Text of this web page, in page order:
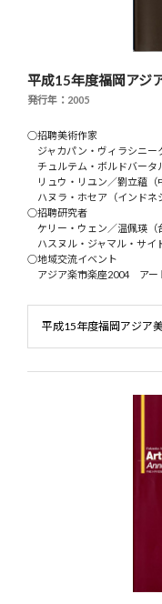
平成15年度福岡アジ
発行年：2005
○招聘美術作家
ジャカパン・ヴィラシニー
チュルテム・ボルドバータ
リュウ・リユン／劉立蘊（
ハヌラ・ホセア（インドネ
○招聘研究者
ケリー・ウェン／温佩瑛（
ハスヌル・ジャマル・サイ
○地域交流イベント
アジア楽市楽座2004 アー
平成15年度福岡アジア